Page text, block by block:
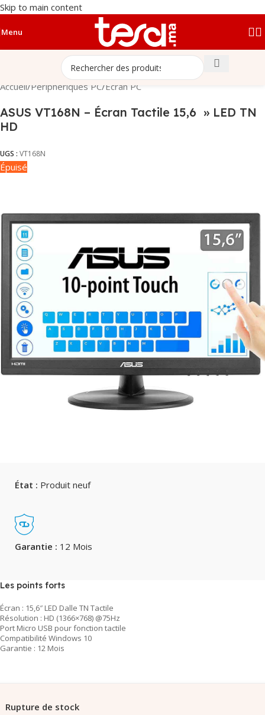
Skip to main content
Menu
Accueil/Périphériques PC/Écran PC
ASUS VT168N – Écran Tactile 15,6 » LED TN
HD
UGS : VT168N
Épuisé
État : Produit neuf
Garantie : 12 Mois
Les points forts
Écran : 15,6″ LED Dalle TN Tactile
Résolution : HD (1366×768) @75Hz
Port Micro USB pour fonction tactile
Compatibilité Windows 10
Garantie : 12 Mois
Rupture de stock